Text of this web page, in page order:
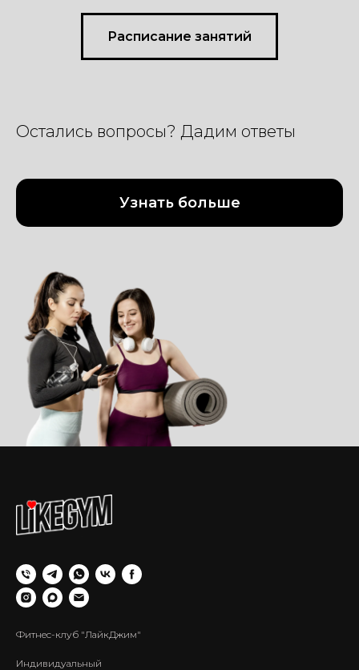
Расписание занятий
Остались вопросы? Дадим ответы
Узнать больше
Фитнес-клуб "ЛайкДжим"
Индивидуальный